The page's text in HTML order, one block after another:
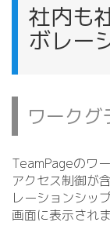
社内も
ボレー
ワーク
TeamPageのワ
アクセス制御が
レーションシッ
画面に表示されま